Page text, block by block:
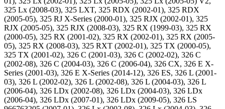
325 Lx (2008-03), 325 LXT, 325 RDX (2002-01), 325 RDX
(2005-05), 325 RJ X-Series (2000-01), 325 RJX (2002-01), 325
RJX (2005-05), 325 RJX (2008-03), 325 RX (1999-03), 325 RX
(2000-05), 325 RX (2001-02), 325 RX (2002-01), 325 RX (2005-
05), 325 RX (2008-03), 325 RXT (2002-01), 325 TX (2000-05),
325 TX (2001-02), 326 C (2001-03), 326 C (2002-02), 326 C
(2002-08), 326 C (2004-03), 326 C (2006-04), 326 CX, 326 E X-
Series (2001-03), 326 E X-Series (2014-12), 326 ES, 326 L (2001-
03), 326 L (2002-02), 326 L (2002-08), 326 L (2004-03), 326 L
(2006-04), 326 LDx (2002-08), 326 LDx (2004-03), 326 LDx
(2006-04), 326 LDx (2007-01), 326 LDx (2009-05), 326 LS